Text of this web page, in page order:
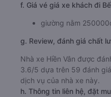
f. Giá vé giá xe khách đi
giường nằm
g. Review, đánh giá chất
Nhà xe Hiền Vân được
3.6/5 dựa trên 59 đánh
dịch vụ của nhà xe này.
h. Thông tin liên hệ, đặt